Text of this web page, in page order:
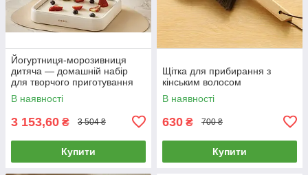
Йогуртниця-морозивниця
дитяча — домашній набір
для творчого приготування
морозива та смаженого
йогурту без електрики, Oidire
В наявності
3 153,60 ₴ 3 504 ₴
Купити
Щітка для прибирання з
кінським волосом
В наявності
630 ₴ 700 ₴
Купити